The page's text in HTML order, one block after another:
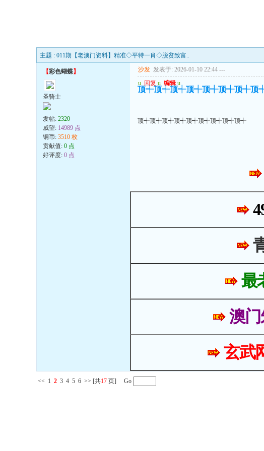
主题 : 011期【老澳门资料】精准◇平特一肖◇脱贫致富..
【彩色蝴蝶】
圣骑士
发帖: 2320
威望: 14989 点
铜币: 3510 枚
贡献值: 0 点
好评度: 0 点
沙发 发表于: 2026-01-10 22:44 ---
u 回复 u 编辑 u
顶┽顶┽顶┽顶┽顶┽顶┽顶┽顶
顶┽顶┽顶┽顶┽顶┽顶┽顶┽顶┽顶┽
最
澳
玄武
<< 1 2 3 4 5 6 >> [共17 页] Go